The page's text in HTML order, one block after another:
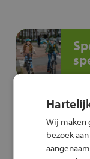
Deel deze
Wij maken
bezoek